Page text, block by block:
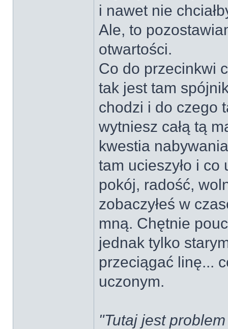
i nawet nie
Ale, to
otwartości.
Co do przecinkwi
tak jest tam
chodzi i do czego
wytniesz całą tą
kwestia
tam ucieszyło i co
pokój, radość,
zobaczyłeś w
mną. Chętnie
jednak tylko
przeciągać linę...
uczonym.
"Tutaj jest